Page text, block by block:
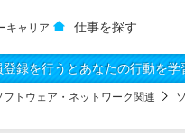
キャリア 仕事を探す
登録を行うとあなたの行動を学
フトウェア・ネットワーク関連